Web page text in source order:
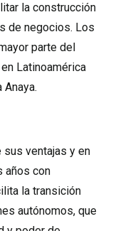
la construcción
de negocios. Los
parte del
Latinoamérica
Anaya.
sus ventajas y en
años con
la transición
autónomos, que